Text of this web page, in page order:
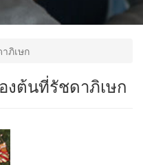
ภิเษก
งต้นที่รัชดาภิเษก